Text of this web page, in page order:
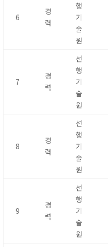
6
경
력
행
기
술
원
7
경
력
선
행
기
술
원
8
경
력
선
행
기
술
원
9
경
력
선
행
기
술
원